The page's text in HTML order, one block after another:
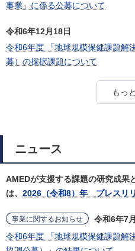
事業」に係る公募について
令和6年12月18日
令和6年度 「地球規模保健課題解
募）の採択課題について
もっ
ニュース
AMEDが支援する課題の研究成果
は、 2026（令和8）年 プレスリ
事業に関するお知らせ
令和6年7
令和6年度 「地球規模保健課題解